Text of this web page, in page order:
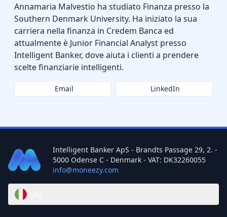
Annamaria Malvestio ha studiato Finanza presso la
Southern Denmark University. Ha iniziato la sua
carriera nella finanza in Credem Banca ed
attualmente è Junior Financial Analyst presso
Intelligent Banker, dove aiuta i clienti a prendere
scelte finanziarie intelligenti.
Email LinkedIn
Intelligent Banker ApS - Brandts Passage 29, 2. -
5000 Odense C - Denmark - VAT: DK32260055
info@moneezy.com